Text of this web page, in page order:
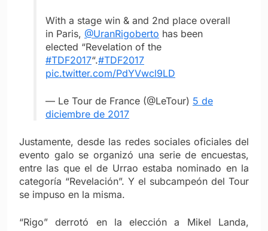
With a stage win & and 2nd place overall
in Paris, @UranRigoberto has been
elected “Revelation of the
#TDF2017“.#TDF2017
pic.twitter.com/PdYVwcl9LD
— Le Tour de France (@LeTour) 5 de
diciembre de 2017
Justamente, desde las redes sociales oficiales del
evento galo se organizó una serie de encuestas,
entre las que el de Urrao estaba nominado en la
categoría “Revelación”. Y el subcampeón del Tour
se impuso en la misma.
“Rigo” derrotó en la elección a Mikel Landa,